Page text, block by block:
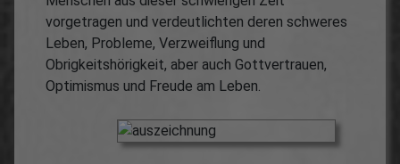
vorgetragen und verdeutlichten deren schweres
Leben, Probleme, Verzweiflung und
Obrigkeitshörigkeit, aber auch Gottvertrauen,
Optimismus und Freude am Leben.